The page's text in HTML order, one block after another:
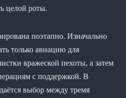
целой роты.
поэтапно. Изначально
только авиацию для
вражеской пехоты, а затем
с поддержкой. В
выбор между тремя